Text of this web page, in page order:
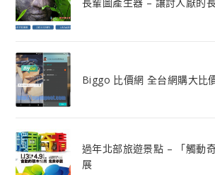
Biggo 比價網 全台網購大比
過年北部旅遊景點 – 「觸動
展